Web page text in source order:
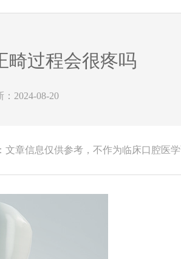
畸过程会很疼吗
：2024-08-20
文章信息仅供参考，不作为临床口腔医学